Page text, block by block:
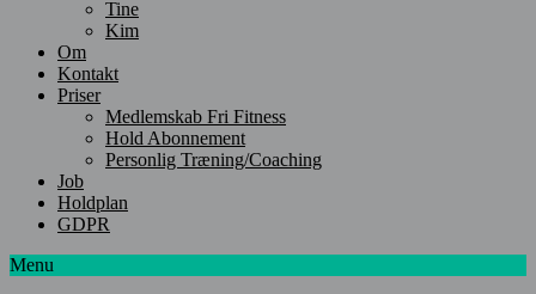
Tine
Kim
Om
Kontakt
Priser
Medlemskab Fri Fitness
Hold Abonnement
Personlig Træning/Coaching
Job
Holdplan
GDPR
Menu